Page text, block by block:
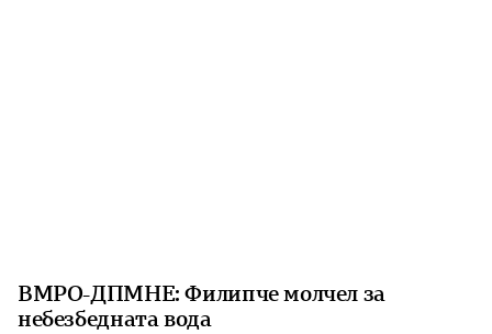
ВМРО-ДПМНЕ: Филипче молчел за
небезбедната вода